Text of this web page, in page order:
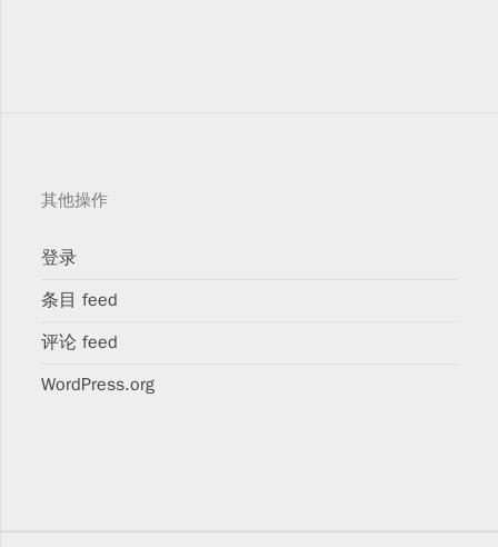
其他操作
登录
条目 feed
评论 feed
WordPress.org